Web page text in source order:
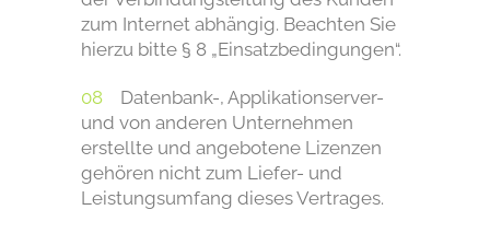
zum Internet abhängig. Beachten Sie
hierzu bitte § 8 „Einsatzbedingungen“.
Datenbank-, Applikationserver-
und von anderen Unternehmen
erstellte und angebotene Lizenzen
gehören nicht zum Liefer- und
Leistungsumfang dieses Vertrages.